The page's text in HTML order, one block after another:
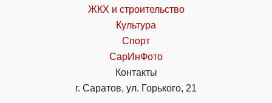
ЖКХ и строительство
Культура
Спорт
СарИнФото
Контакты
г. Саратов, ул. Горького, 21